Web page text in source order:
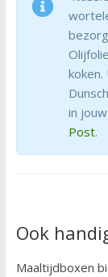
in
Post.
Ook
Maaltijdboxen